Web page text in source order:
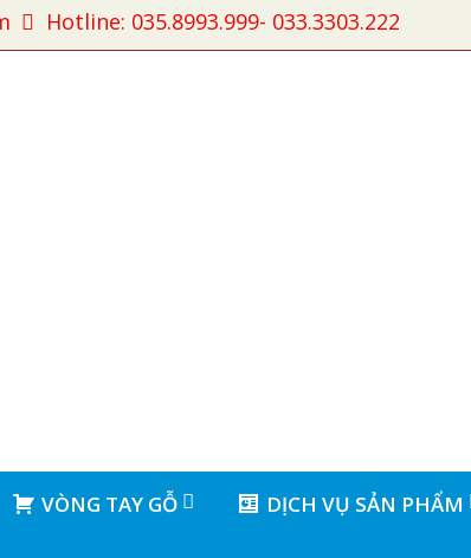
Hotline: 035.8993.999- 033.3303.222
VÒNG TAY GỖ DỊCH VỤ SẢN PHẨM